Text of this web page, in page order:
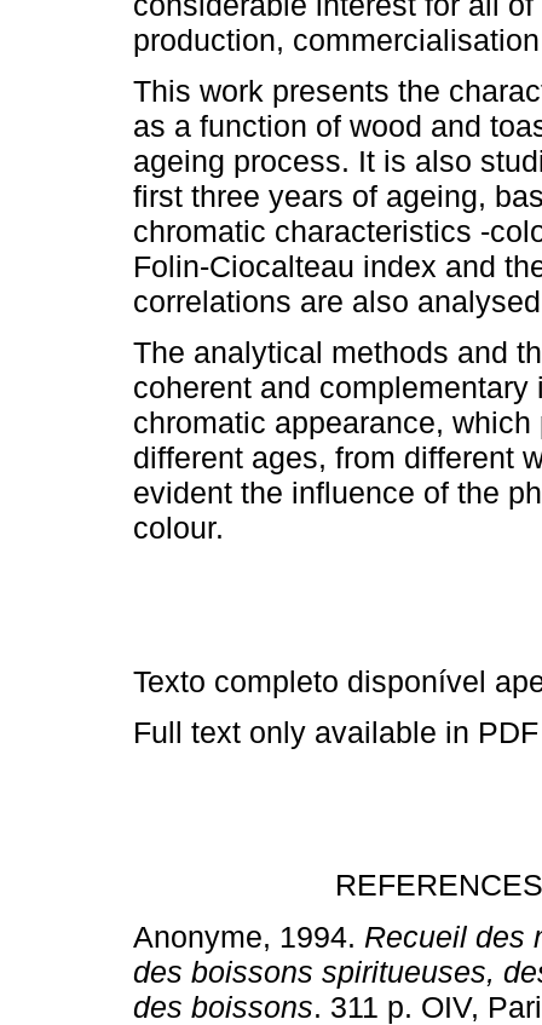
production,
This work presents the
as a function of wood and
ageing process. It is also
first three years of ageing,
chromatic characteristics -
Folin-Ciocalteau index and
correlations are also
The analytical methods and
coherent and complementary
chromatic appearance,
different ages, from different
evident the influence of the
colour.
Texto completo disponível
Full text only available in
Anonyme, 1994. Recueil des
des boissons spiritueuses,
des boissons. 311 p. OIV,